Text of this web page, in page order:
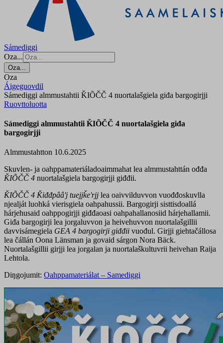
Sámediggi
Oza...
Oza...
Oza
Áigeguovdil
Sámediggi almmustahtii ǨIÕČČ 4 nuortalašgiela giđa bargogirjji
Ruovttoluotta
Sámediggi almmustahtii ǨIÕČČ 4 nuortalašgiela giđa
bargogirjji
Almmustahtton 10.6.2025
Skuvlen- ja oahppamateriáladoaimmahat lea almmustahttán ođđa
ǨIÕČČ 4 nuortalašgiela bargogirjji giđđii.
ǨIÕČČ 4 Ǩiđđpââʹj tuejjǩeʹrjj lea oaivvilduvvon vuođđoskuvlla
njealját luohká vierisgiela oahpahussii. Bargogirji sisttisdoallá
hárjehusaid oahppogirjji giđđaoasi oahpahallanosiid hárjehallamii.
Giđa bargogirji lea jorgaluvvon ja heivehuvvon nuortalašgillii
davvisámegiela GEA 4 bargogirji giđđii vuođul. Girjji giehtačállosa
lea čállán Oona Länsman ja govaid sárgon Nora Bäck.
Nuortalašgillii girjji lea jorgalan ja nuortalaškultuvrii heivehan Raija
Lehtola.
Diŋgojumit: Oahppamateriálat – Samediggi